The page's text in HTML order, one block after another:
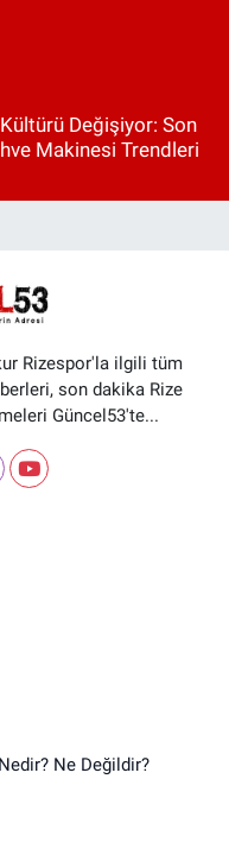
Değişiyor: Son
Makinesi Trendleri
Rizespor'la ilgili tüm
son dakika Rize
Güncel53'te...
Nedir? Ne Değildir?